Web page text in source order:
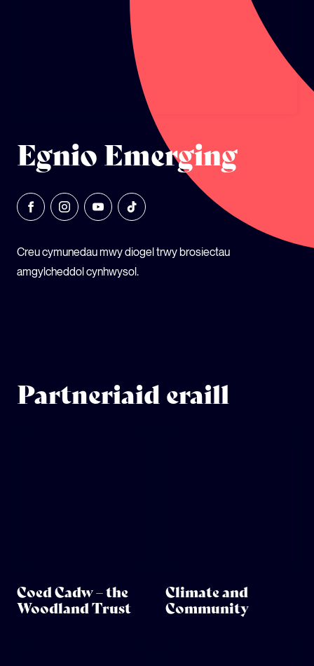
Egnio Emerging
Creu cymunedau mwy diogel trwy brosiectau
amgylcheddol cynhwysol.
Partneriaid eraill
Coed Cadw – the
Woodland Trust
Climate and
Community
LLYSGENHADON HINSAWDD IEUENCTID